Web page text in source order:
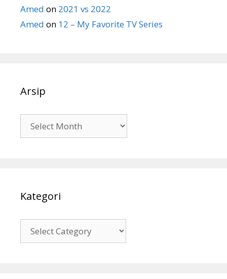
Amed on 2021 vs 2022
Amed on 12 – My Favorite TV Series
Arsip
Kategori